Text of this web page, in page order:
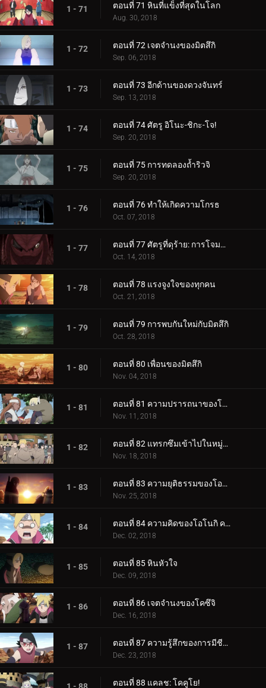
1 - 71 ตอนที่ 71 หินที่แข็งที่สุดในโลก
Aug. 30, 2018
1 - 72 ตอนที่ 72 เจตจำนงของมิตสึกิ
Sep. 06, 2018
1 - 73 ตอนที่ 73 อีกด้านของดวงจันทร์
Sep. 13, 2018
1 - 74 ตอนที่ 74 ศัตรู อิโนะ-ชิกะ-โจ!
Sep. 20, 2018
1 - 75 ตอนที่ 75 การทดลองถ้ำริวจิ
Sep. 20, 2018
1 - 76 ตอนที่ 76 ทำให้เกิดความโกรธ
Oct. 07, 2018
1 - 77 ตอนที่ 77 ศัตรูที่ดุร้าย: การโจมตีอันดุร้ายของการาก้า!
Oct. 14, 2018
1 - 78 ตอนที่ 78 แรงจูงใจของทุกคน
Oct. 21, 2018
1 - 79 ตอนที่ 79 การพบกันใหม่กับมิตสึกิ
Oct. 28, 2018
1 - 80 ตอนที่ 80 เพื่อนของมิตสึกิ
Nov. 04, 2018
1 - 81 ตอนที่ 81 ความปรารถนาของโบรูโตะ
Nov. 11, 2018
1 - 82 ตอนที่ 82 แทรกซึมเข้าไปในหมู่บ้านหินที่ซ่อนอยู่
Nov. 18, 2018
1 - 83 ตอนที่ 83 ความยุติธรรมของโอโนกิ
Nov. 25, 2018
1 - 84 ตอนที่ 84 ความคิดของโอโนกิ ความคิดของคู
Dec. 02, 2018
1 - 85 ตอนที่ 85 หินหัวใจ
Dec. 09, 2018
1 - 86 ตอนที่ 86 เจตจำนงของโคซึจิ
Dec. 16, 2018
1 - 87 ตอนที่ 87 ความรู้สึกของการมีชีวิต
Dec. 23, 2018
ตอนที่ 88 แคลช: โคคูโย!